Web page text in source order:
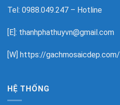
Tel: 0988.049.247 – Hotline
[E]: thanhphathuyvn@gmail.com
[W] https://gachmosaicdep.com/
HỆ THỐNG